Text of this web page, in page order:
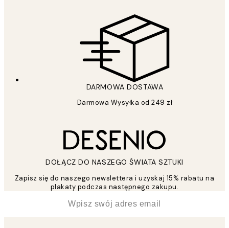
DARMOWA DOSTAWA
Darmowa Wysyłka od 249 zł
DOŁĄCZ DO NASZEGO ŚWIATA SZTUKI
Zapisz się do naszego newslettera i uzyskaj 15% rabatu na
plakaty podczas następnego zakupu.